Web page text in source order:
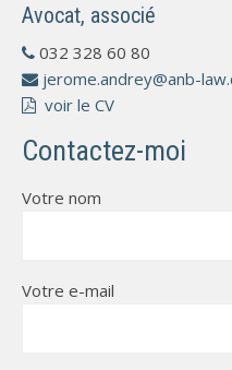
Avocat, associé
032 328 60 80
jerome.andrey@anb-
voir le CV
Contactez-moi
Votre nom
Votre e-mail